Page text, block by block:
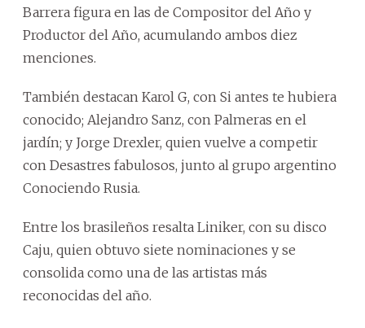
Barrera figura en las de Compositor del Año y
Productor del Año, acumulando ambos diez
menciones.
También destacan Karol G, con Si antes te hubiera
conocido; Alejandro Sanz, con Palmeras en el
jardín; y Jorge Drexler, quien vuelve a competir
con Desastres fabulosos, junto al grupo argentino
Conociendo Rusia.
Entre los brasileños resalta Liniker, con su disco
Caju, quien obtuvo siete nominaciones y se
consolida como una de las artistas más
reconocidas del año.